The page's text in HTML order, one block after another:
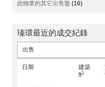
此物業的其它出售盤 (16)
瑧環最近的成交紀錄
出售
日期
建築
ft2